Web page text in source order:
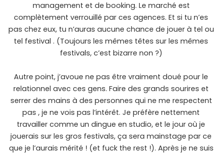
management et de booking. Le marché est
complètement verrouillé par ces agences. Et si tu n’es
pas chez eux, tu n’auras aucune chance de jouer à tel ou
tel festival . (Toujours les mêmes têtes sur les mêmes
festivals, c’est bizarre non ?)
Autre point, j’avoue ne pas être vraiment doué pour le
relationnel avec ces gens. Faire des grands sourires et
serrer des mains à des personnes qui ne me respectent
pas , je ne vois pas l’intérêt. Je préfère nettement
travailler comme un dingue en studio, et le jour où je
jouerais sur les gros festivals, ça sera mainstage par ce
que je l’aurais mérité ! (et fuck the rest !). Après je ne suis